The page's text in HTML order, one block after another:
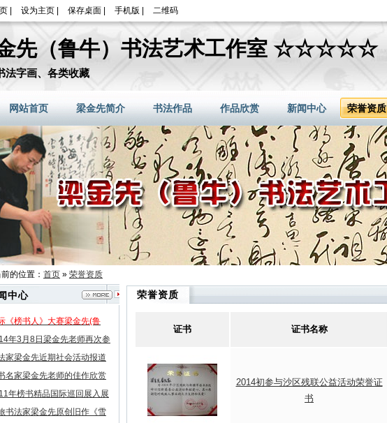
设为主页 保存桌面 手机版 二维码
先（鲁牛）书法艺术工作室 ☆☆☆☆☆
法字画、各类收藏
网站首页 梁金先简介 书法作品 作品欣赏 新闻中心 荣誉资质
的位置： 首页 » 荣誉资质
中心
《榜书人》大赛梁金先(鲁
老师荣膺榜书第一名小字第
年3月8日梁金先老师再次参
联畅想艺术团活动
家梁金先近期社会活动报道
名家梁金先老师的佳作欣赏
龙》等
年榜书精品国际巡回展入展
书法家梁金先原创旧作《雪
荣誉资质
证书 证书名称
2014初参与沙区残联公益活动荣誉证
书